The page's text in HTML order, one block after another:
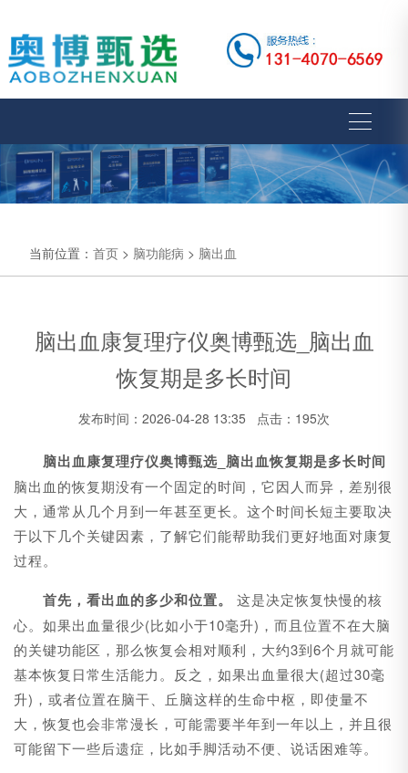
当前位置： 首页 > 脑功能病 > 脑出血
脑出血康复理疗仪奥博甄选_脑出血
恢复期是多长时间
发布时间：2026-04-28 13:35 点击：195次
脑出血康复理疗仪奥博甄选_脑出血恢复期是多长时间
脑出血的恢复期没有一个固定的时间，它因人而异，差别很
大，通常从几个月到一年甚至更长。这个时间长短主要取决
于以下几个关键因素，了解它们能帮助我们更好地面对康复
过程。
首先，看出血的多少和位置。
这是决定恢复快慢的核
心。如果出血量很少(比如小于10毫升)，而且位置不在大脑
的关键功能区，那么恢复会相对顺利，大约3到6个月就可能
基本恢复日常生活能力。反之，如果出血量很大(超过30毫
升)，或者位置在脑干、丘脑这样的生命中枢，即使量不
大，恢复也会非常漫长，可能需要半年到一年以上，并且很
可能留下一些后遗症，比如手脚活动不便、说话困难等。